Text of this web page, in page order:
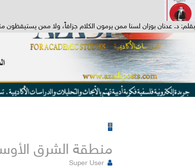
بقلم: د. عدنان بوزان لسنا ممن يرمون الكلام جزافاً، ولا ممن يستيقظون
منطقة الشرق
Super User